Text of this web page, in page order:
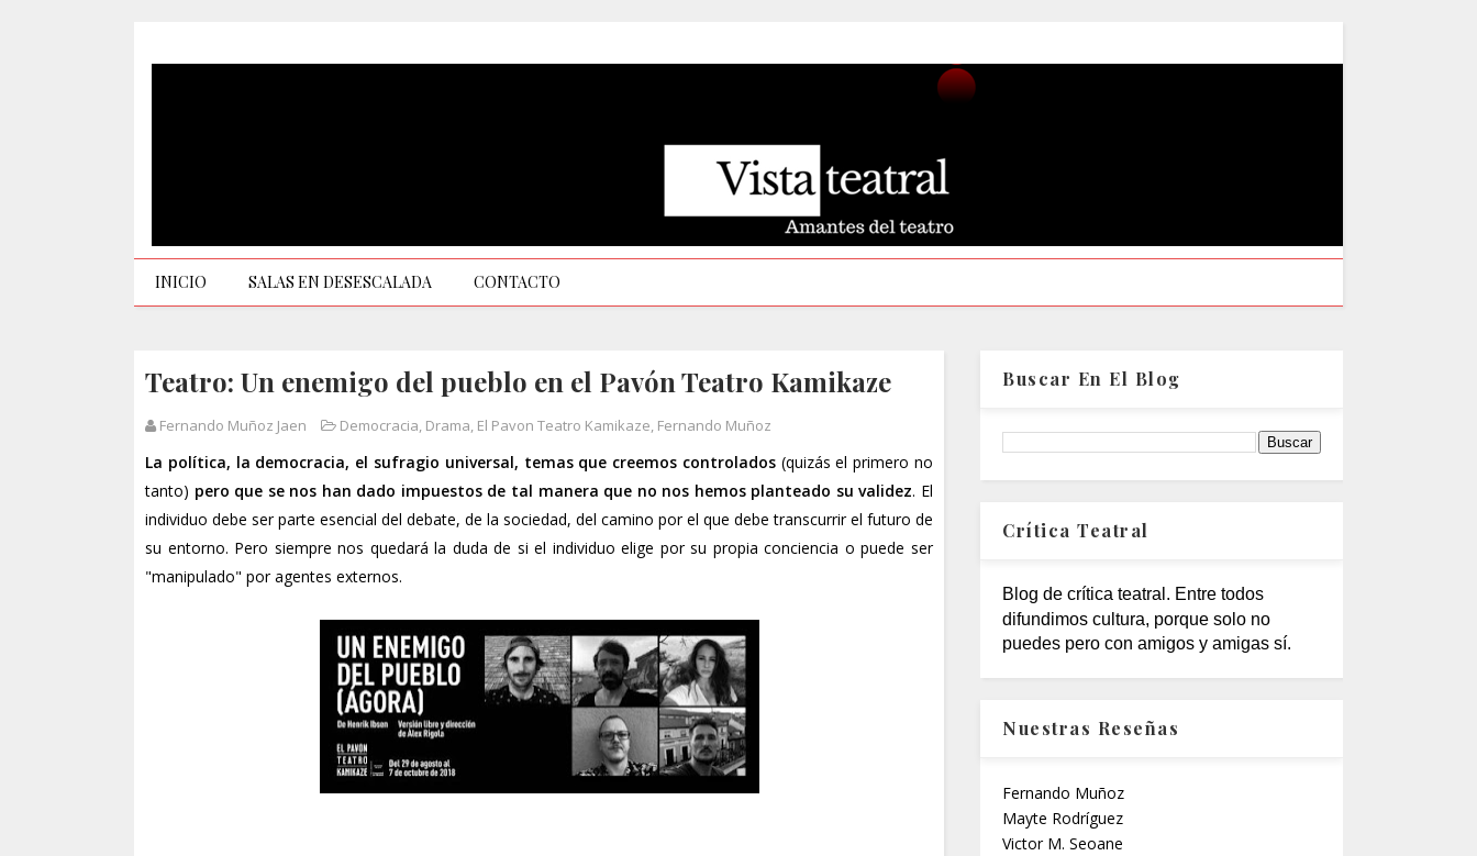
INICIO SALAS EN DESESCALADA CONTACTO
Teatro: Un enemigo del pueblo en el Pavón Teatro Kamikaze
Fernando Muñoz Jaen Democracia, Drama, El Pavon Teatro Kamikaze, Fernando Muñoz
La política, la democracia, el sufragio universal, temas que creemos controlados(quizás el primero no
tanto) pero que se nos han dado impuestos de tal manera que no nos hemos planteado su validez. El
individuo debe ser parte esencial del debate, de la sociedad, del camino por el que debe transcurrir el futuro de
su entorno. Pero siempre nos quedará la duda de si el individuo elige por su propia conciencia o puede ser
"manipulado" por agentes externos.
Buscar En El Blog
Crítica Teatral
Blog de crítica teatral. Entre todos
difundimos cultura, porque solo no
puedes pero con amigos y amigas sí.
Nuestras Reseñas
Fernando Muñoz
Mayte Rodríguez
Victor M. Seoane